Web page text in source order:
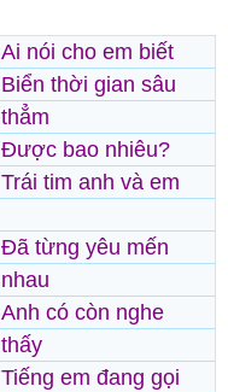
Ai nói cho em biết
Biển thời gian sâu
thẳm
Được bao nhiêu?
Trái tim anh và em
Đã từng yêu mến
nhau
Anh có còn nghe
thấy
Tiếng em đang gọi